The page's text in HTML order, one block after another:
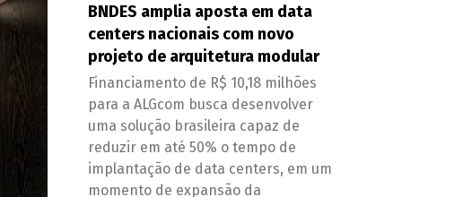
BNDES amplia aposta em data
centers nacionais com novo
projeto de arquitetura modular
Financiamento de R$ 10,18 milhões
para a ALGcom busca desenvolver
uma solução brasileira capaz de
reduzir em até 50% o tempo de
implantação de data centers, em um
momento de expansão da